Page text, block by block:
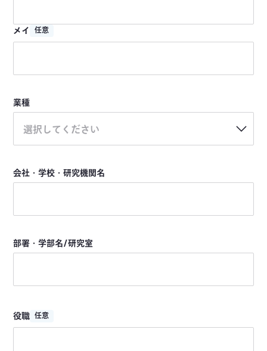
メイ 任意
業種
選択してください
会社・学校・研究機関名
部署・学部名/研究室
役職 任意